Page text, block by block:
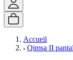
Accueil
Qimsa II